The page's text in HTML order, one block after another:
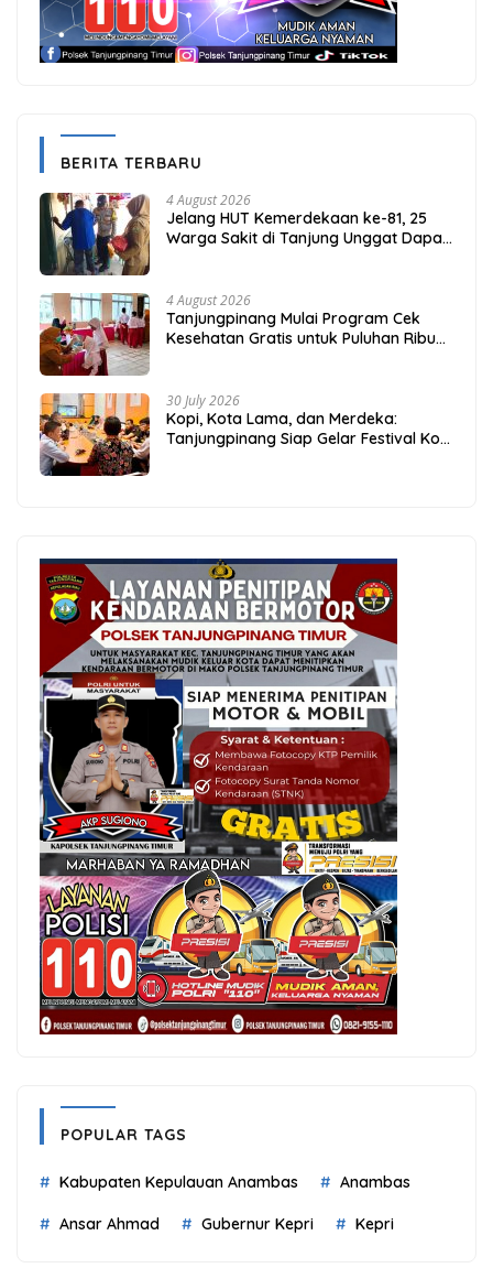
BERITA TERBARU
4 August 2026
Jelang HUT Kemerdekaan ke-81, 25
Warga Sakit di Tanjung Unggat Dapat
4 August 2026
Tanjungpinang Mulai Program Cek
Kesehatan Gratis untuk Puluhan Ribu
30 July 2026
Kopi, Kota Lama, dan Merdeka:
Tanjungpinang Siap Gelar Festival Kopi
POPULAR TAGS
Kabupaten Kepulauan Anambas Anambas
Ansar Ahmad Gubernur Kepri Kepri